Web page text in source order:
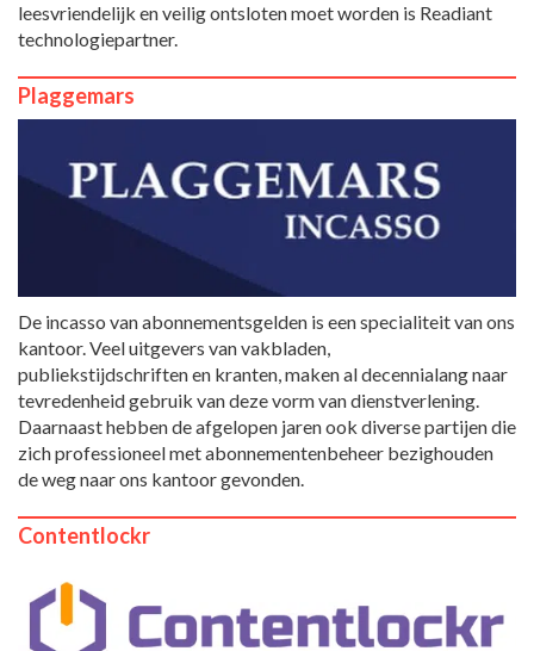
leesvriendelijk en veilig ontsloten moet worden is Readiant
technologiepartner.
Plaggemars
De incasso van abonnementsgelden is een specialiteit van ons
kantoor. Veel uitgevers van vakbladen,
publiekstijdschriften en kranten, maken al decennialang naar
tevredenheid gebruik van deze vorm van dienstverlening.
Daarnaast hebben de afgelopen jaren ook diverse partijen die
zich professioneel met abonnementenbeheer bezighouden
de weg naar ons kantoor gevonden.
Contentlockr